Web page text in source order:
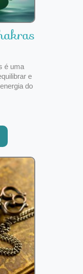
é uma
e
do
a uma
e a
e
alinha